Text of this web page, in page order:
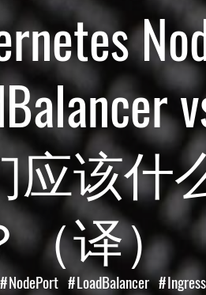
应该什
（译）
NodePort LoadBalancer Ingress